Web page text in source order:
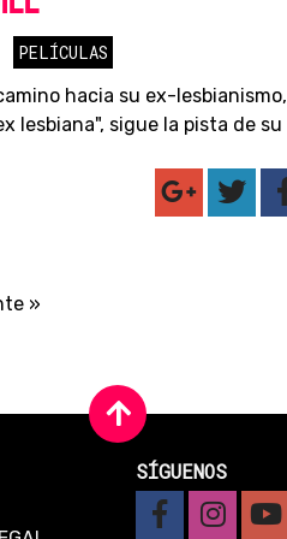
PELÍCULAS
hacia su ex-lesbianismo,
lesbiana", sigue la pista de su
»
SÍGUENOS